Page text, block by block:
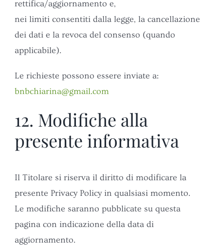
rettifica/aggiornamento e,
nei limiti consentiti dalla legge, la cancellazione
dei dati e la revoca del consenso (quando
applicabile).
Le richieste possono essere inviate a:
bnbchiarina@gmail.com
12. Modifiche alla
presente informativa
Il Titolare si riserva il diritto di modificare la
presente Privacy Policy in qualsiasi momento.
Le modifiche saranno pubblicate su questa
pagina con indicazione della data di
aggiornamento.